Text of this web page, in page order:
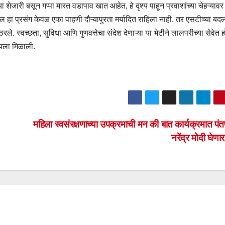
शेजारी बसून गप्पा मारत वडापाव खात आहेत, हे दृश्य पाहून प्रवाशांच्या
केवळ एका पाहणी दौऱ्यापुरता मर्यादित राहिला नाही, तर एसटीच्या
स्वच्छता, सुविधा आणि गुणवत्तेचा संदेश देणाऱ्या या भेटीने लालपरीच्या सेवेत
मिळाली.
महिला स्वसंरक्षणाच्या उपक्रमाची मन की बात कार्यक्रमात
नरेंद्र मोदी